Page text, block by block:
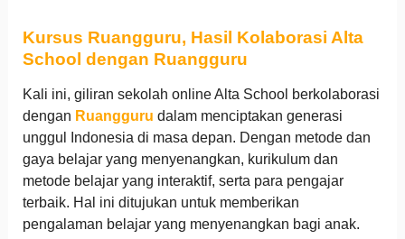
Kursus Ruangguru, Hasil Kolaborasi Alta
School dengan Ruangguru
Kali ini, giliran sekolah online Alta School berkolaborasi
dengan Ruangguru dalam menciptakan generasi
unggul Indonesia di masa depan. Dengan metode dan
gaya belajar yang menyenangkan, kurikulum dan
metode belajar yang interaktif, serta para pengajar
terbaik. Hal ini ditujukan untuk memberikan
pengalaman belajar yang menyenangkan bagi anak.